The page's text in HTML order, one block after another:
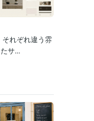
れぞれ違う雰
サ...